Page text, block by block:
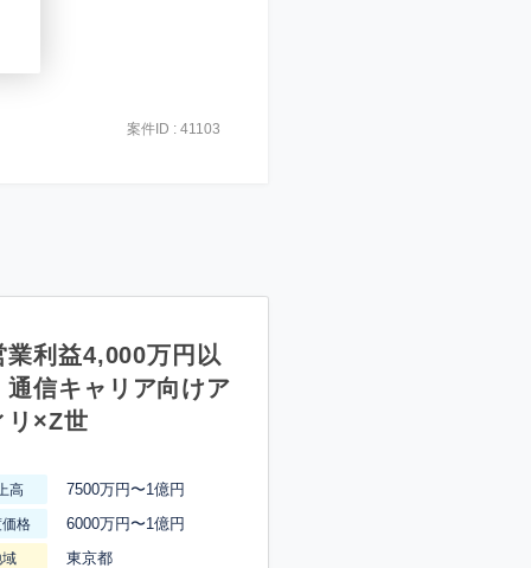
案件ID : 41103
業利益4,000万円以
通信キャリア向けア
リ×Z世
高 7500万円〜1億円
格 6000万円〜1億円
域 東京都